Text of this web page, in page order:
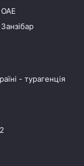
ОАЕ
- турагенція